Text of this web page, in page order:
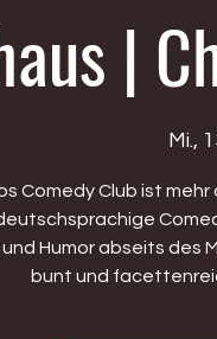
|
Mi.,
Comedy Club ist
Humor abseits des
bunt und